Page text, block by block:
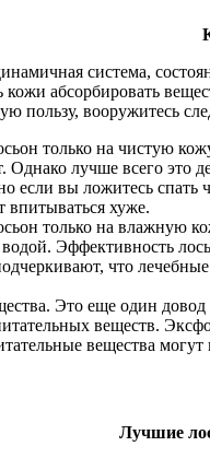
система,
кожи абсорбировать
пользу, вооружитесь
только на чистую
Однако лучше всего это
если вы ложитесь спать
впитываться хуже.
только на влажную
Эффективность
что
Это еще один довод
веществ.
вещества
Лучшие